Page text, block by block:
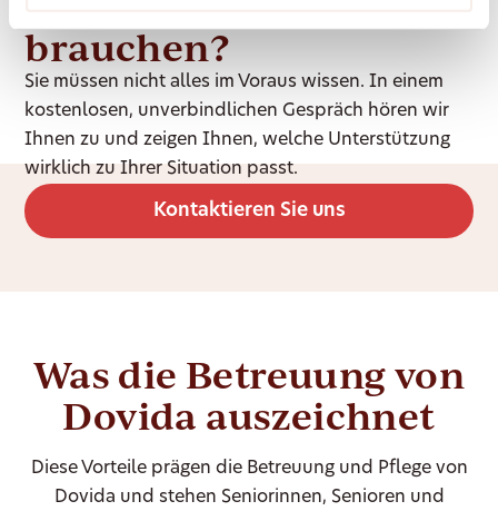
brauchen?
Sie müssen nicht alles im Voraus wissen. In einem
kostenlosen, unverbindlichen Gespräch hören wir
Ihnen zu und zeigen Ihnen, welche Unterstützung
wirklich zu Ihrer Situation passt.
Kontaktieren Sie uns
Was die Betreuung von
Dovida auszeichnet
Diese Vorteile prägen die Betreuung und Pflege von
Dovida und stehen Seniorinnen, Senioren und